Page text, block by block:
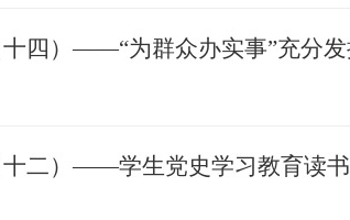
四）——“为群众办实事”充分
十二）——学生党史学习教育读